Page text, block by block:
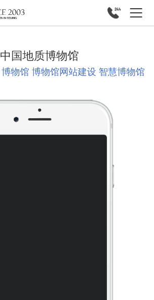
中国地质博物馆
博物馆 博物馆网站建设 智慧博物馆